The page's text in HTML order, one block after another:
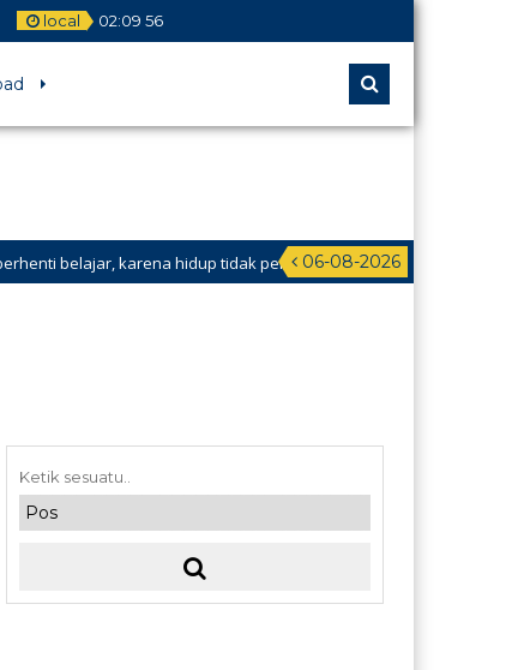
local 02:09 57
06-08-2026
belajar, karena hidup tidak pernah berhenti mengajar.” –